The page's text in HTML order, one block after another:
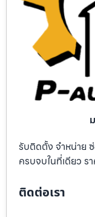
รับติดตั้ง จำหน่าย
ครบจบในที่เดียว ร
ติดต่อเรา